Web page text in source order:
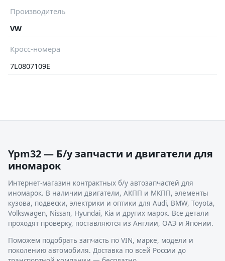
Производитель
VW
Кросс-номера
7L0807109E
Ypm32 — Б/у запчасти и двигатели для
иномарок
Интернет-магазин контрактных б/у автозапчастей для
иномарок. В наличии двигатели, АКПП и МКПП, элементы
кузова, подвески, электрики и оптики для Audi, BMW, Toyota,
Volkswagen, Nissan, Hyundai, Kia и других марок. Все детали
проходят проверку, поставляются из Англии, ОАЭ и Японии.
Поможем подобрать запчасть по VIN, марке, модели и
поколению автомобиля. Доставка по всей России до